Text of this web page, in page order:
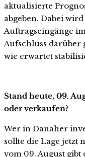
aktualisierte
abgeben. Dabei
Auftragseingänge
Aufschluss darüber
wie erwartet
Stand heute, 09.
oder verkaufen?
Wer in Danaher
sollte die Lage jetzt
vom 09. August